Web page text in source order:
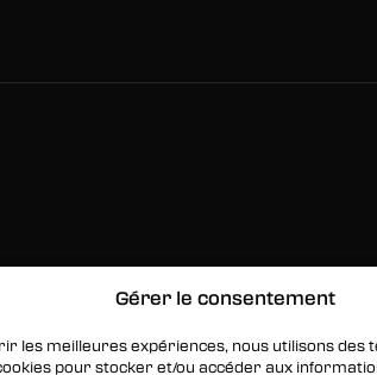
Gérer le consentement
les meilleures expériences, nous utilisons des
pour stocker et/ou accéder aux
RESTEZ INFORMÉS
Inscrivez-vous à notre newsletter pour